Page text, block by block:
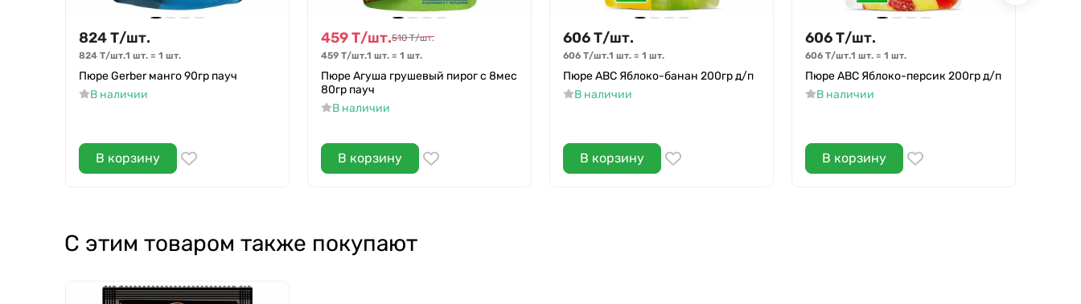
824Т/шт.
824 Т/шт.1 шт. = 1 шт.
Пюре Gerber манго 90гр пауч
В наличии
В корзину
459Т/шт.510 Т/шт.
459 Т/шт.1 шт. = 1 шт.
Пюре Агуша грушевый пирог с 8мес
80гр пауч
В наличии
В корзину
606Т/шт.
606 Т/шт.1 шт. = 1 шт.
Пюре АВС Яблоко-банан 200гр д/п
В наличии
В корзину
606Т/шт.
606 Т/шт.1 шт. = 1 шт.
Пюре АВС Яблоко-персик 200гр д/п
В наличии
В корзину
С этим товаром также покупают